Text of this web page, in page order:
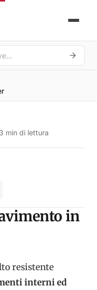
3 min di lettura
in
resistente
interni ed